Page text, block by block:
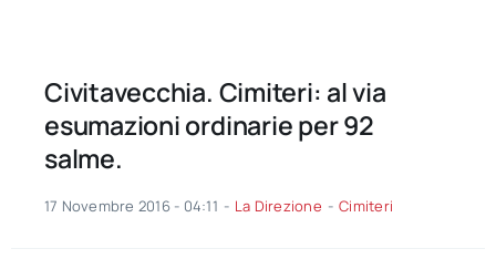
Civitavecchia. Cimiteri: al via
esumazioni ordinarie per 92
salme.
17 Novembre 2016 - 04:11 - La Direzione - Cimiteri